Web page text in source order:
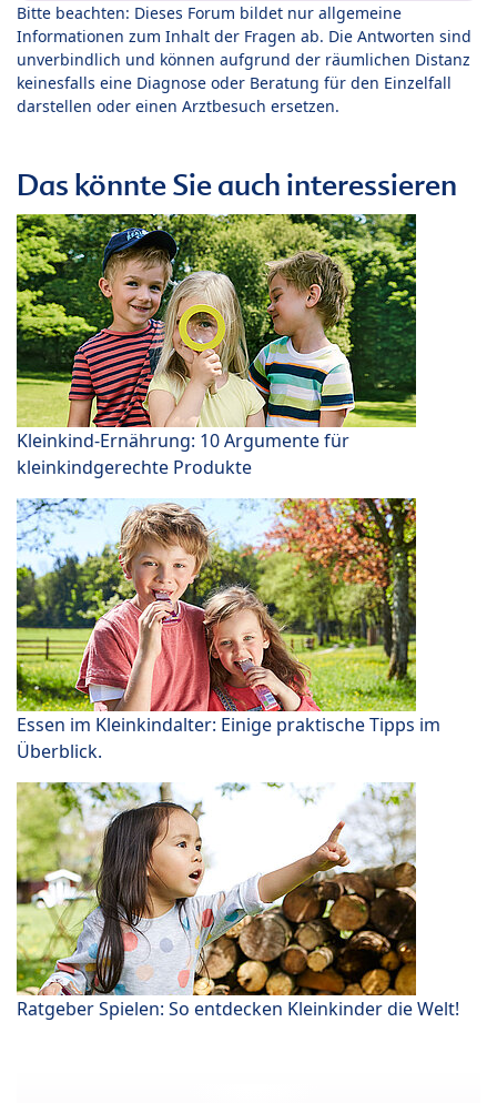
Bitte beachten: Dieses Forum bildet nur allgemeine
Informationen zum Inhalt der Fragen ab. Die Antworten sind
unverbindlich und können aufgrund der räumlichen Distanz
keinesfalls eine Diagnose oder Beratung für den Einzelfall
darstellen oder einen Arztbesuch ersetzen.
Das könnte Sie auch interessieren
Kleinkind-Ernährung: 10 Argumente für
kleinkindgerechte Produkte
Essen im Kleinkindalter: Einige praktische Tipps im
Überblick.
Ratgeber Spielen: So entdecken Kleinkinder die Welt!